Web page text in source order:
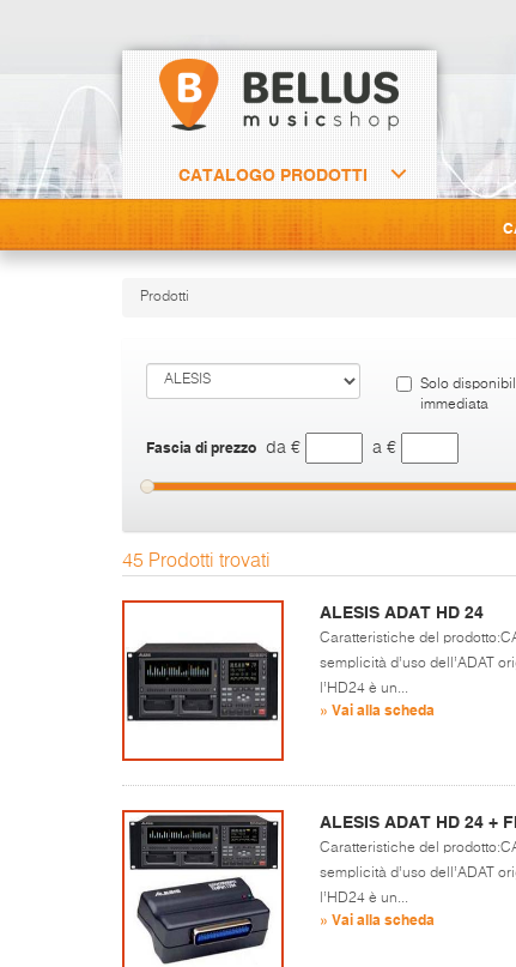
CATALOGO PRODOTTI
Prodotti
Solo
immediata
Fascia di prezzo da € a €
45 Prodotti trovati
ALESIS ADAT HD 24
Caratteristiche del
semplicità d’uso dell’ADAT
l’HD24 è un...
» Vai alla scheda
ALESIS ADAT HD 24 +
Caratteristiche del
semplicità d’uso dell’ADAT
l’HD24 è un...
» Vai alla scheda